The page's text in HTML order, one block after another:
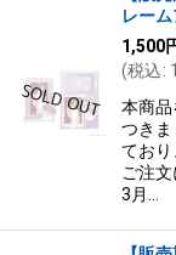
レー
1,500
(税込:
本商品
つき
てお
ご注
3月…